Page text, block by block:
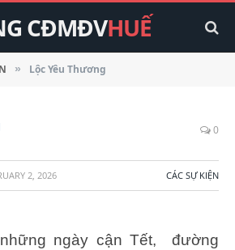
CĐMĐVHUẾ
» Lộc Yêu Thương
0
2, 2026 CÁC SỰ KIỆN
ngày cận Tết, đường